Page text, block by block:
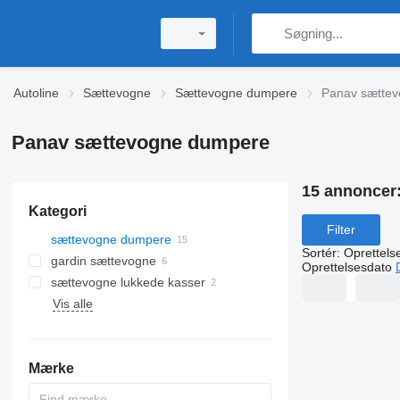
Autoline Sættevogne Sættevogne dumpere Panav
Panav sættevogne dumpere
Kategori
sættevogne dumpere
gardin sættevogne
sættevogne lukkede kasser
Vis alle
Mærke
15 annoncer:
Filter
Sortér:
Oprettelsesdato